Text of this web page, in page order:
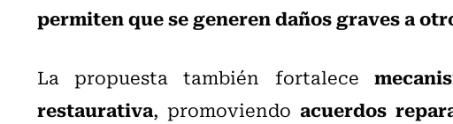
permiten que se generen daños graves a
La propuesta también fortalece
restaurativa, promoviendoacuerdos